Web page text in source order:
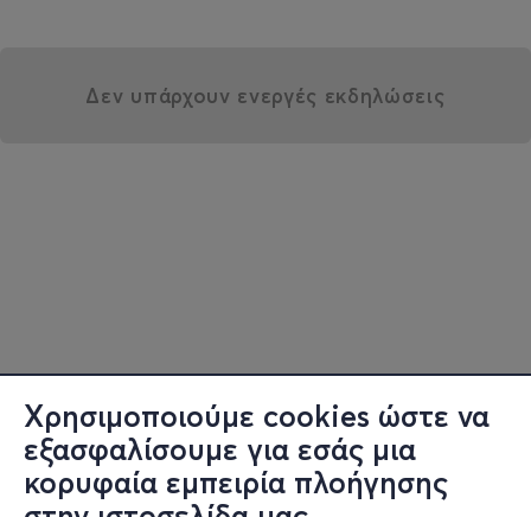
Χρησιμοποιούμε cookies ώστε να
εξασφαλίσουμε για εσάς μια
κορυφαία εμπειρία πλοήγησης
Δεν υπάρχουν ενεργές εκδηλώσεις